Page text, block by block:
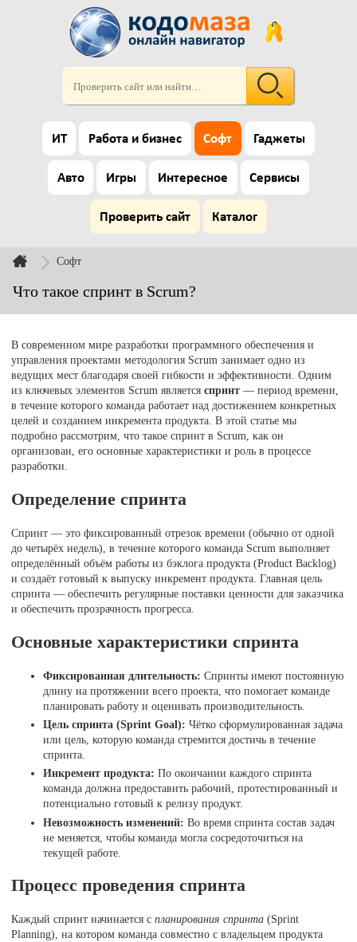
ИТ Работа и бизнес Софт Гаджеты
Авто Игры Интересное Сервисы
Проверить сайт Каталог
Софт
Что такое спринт в Scrum?
В современном мире разработки программного обеспечения и
управления проектами методология Scrum занимает одно из
ведущих мест благодаря своей гибкости и эффективности. Одним
из ключевых элементов Scrum являетсяспринт — период времени,
в течение которого команда работает над достижением конкретных
целей и созданием инкремента продукта. В этой статье мы
подробно рассмотрим, что такое спринт в Scrum, как он
организован, его основные характеристики и роль в процессе
разработки.
Определение спринта
Спринт — это фиксированный отрезок времени (обычно от одной
до четырёх недель), в течение которого команда Scrum выполняет
определённый объём работы из бэклога продукта (Product Backlog)
и создаёт готовый к выпуску инкремент продукта. Главная цель
спринта — обеспечить регулярные поставки ценности для заказчика
и обеспечить прозрачность прогресса.
Основные характеристики спринта
Фиксированная длительность: Спринты имеют постоянную
длину на протяжении всего проекта, что помогает команде
планировать работу и оценивать производительность.
Цель спринта (Sprint Goal): Чётко сформулированная задача
или цель, которую команда стремится достичь в течение
спринта.
Инкремент продукта: По окончании каждого спринта
команда должна предоставить рабочий, протестированный и
потенциально готовый к релизу продукт.
Невозможность изменений: Во время спринта состав задач
не меняется, чтобы команда могла сосредоточиться на
текущей работе.
Процесс проведения спринта
Каждый спринт начинается спланирования спринта (Sprint
Planning), на котором команда совместно с владельцем продукта